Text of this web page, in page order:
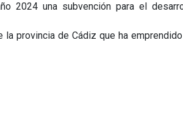
2024 una subvención para el
provincia de Cádiz que ha